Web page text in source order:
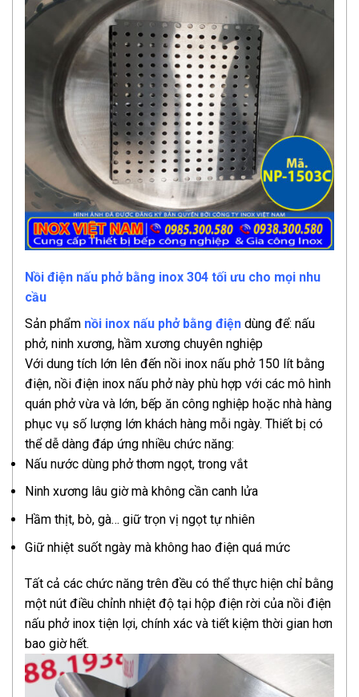
Nồi điện nấu phở bằng inox 304 tối ưu cho mọi nhu
cầu
Sản phẩm nồi inox nấu phở bằng điện dùng để: nấu
phở, ninh xương, hầm xương chuyên nghiệp
Với dung tích lớn lên đến nồi inox nấu phở 150 lít bằng
điện, nồi điện inox nấu phở này phù hợp với các mô hình
quán phở vừa và lớn, bếp ăn công nghiệp hoặc nhà hàng
phục vụ số lượng lớn khách hàng mỗi ngày. Thiết bị có
thể dễ dàng đáp ứng nhiều chức năng:
Nấu nước dùng phở thơm ngọt, trong vắt
Ninh xương lâu giờ mà không cần canh lửa
Hầm thịt, bò, gà… giữ trọn vị ngọt tự nhiên
Giữ nhiệt suốt ngày mà không hao điện quá mức
Tất cả các chức năng trên đều có thể thực hiện chỉ bằng
một nút điều chỉnh nhiệt độ tại hộp điện rời của nồi điện
nấu phở inox tiện lợi, chính xác và tiết kiệm thời gian hơn
bao giờ hết.